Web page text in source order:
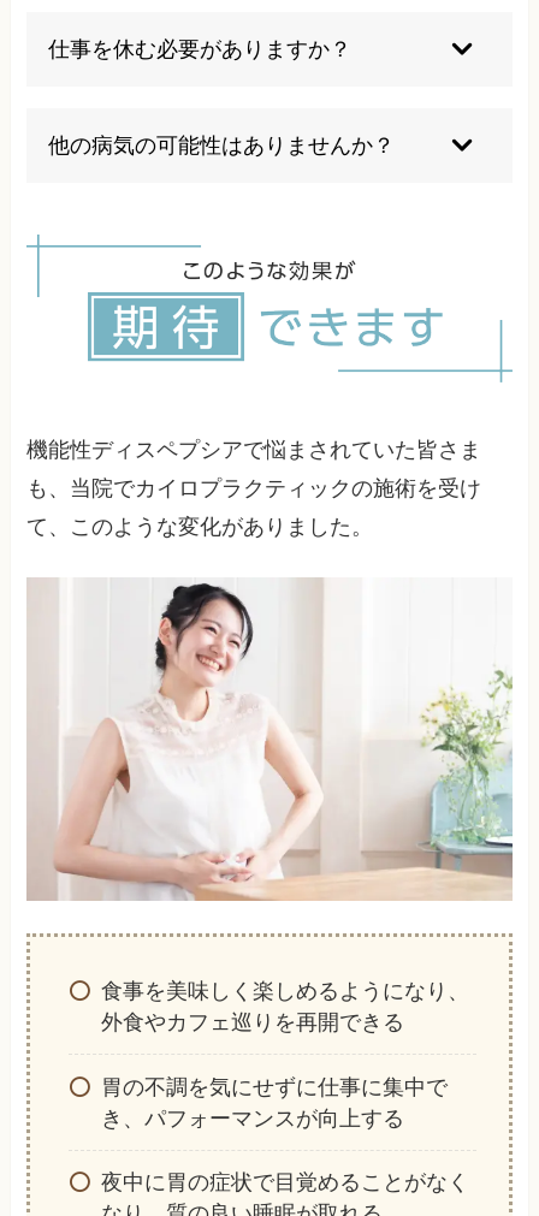
効ですが、激しい運動は避け、体調に合わせて行
いましょう。散歩などの軽い運動から始めること
仕事を休む必要がありますか？
けながら治療が可能です。ただし、ストレス管理
や生活リズムの調整は必要です。
他の病気の可能性はありませんか？
断されますが、症状が変化した場合は再検査が必
要になることもあります。
機能性ディスペプシアで悩まされていた皆さま
も、当院でカイロプラクティックの施術を受け
て、このような変化がありました。
食事を美味しく楽しめるようになり、
外食やカフェ巡りを再開できる
胃の不調を気にせずに仕事に集中で
き、パフォーマンスが向上する
夜中に胃の症状で目覚めることがなく